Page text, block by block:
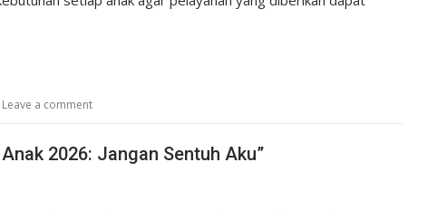
Leave a comment
2026: Jangan Sentuh Aku”